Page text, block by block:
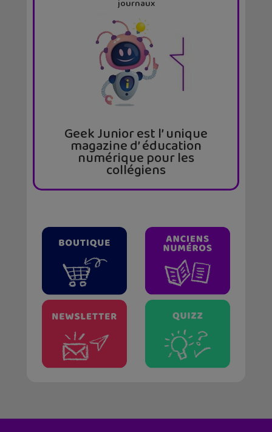
journaux
Geek Junior est l’ unique
magazine d’ éducation
numérique pour les
collégiens